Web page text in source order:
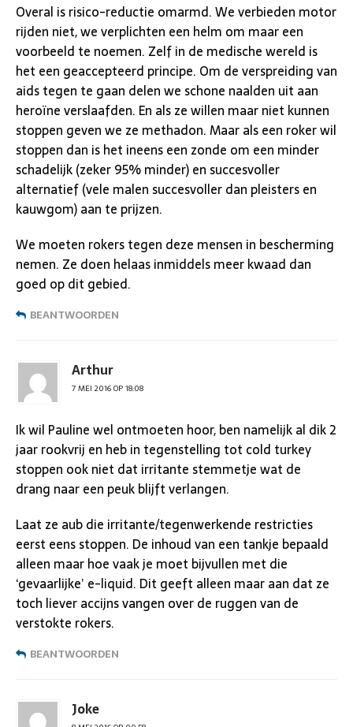
Overal is risico-reductie omarmd. We verbieden motor
rijden niet, we verplichten een helm om maar een
voorbeeld te noemen. Zelf in de medische wereld is
het een geaccepteerd principe. Om de verspreiding van
aids tegen te gaan delen we schone naalden uit aan
heroïne verslaafden. En als ze willen maar niet kunnen
stoppen geven we ze methadon. Maar als een roker wil
stoppen dan is het ineens een zonde om een minder
schadelijk (zeker 95% minder) en succesvoller
alternatief (vele malen succesvoller dan pleisters en
kauwgom) aan te prijzen.
We moeten rokers tegen deze mensen in bescherming
nemen. Ze doen helaas inmiddels meer kwaad dan
goed op dit gebied.
BEANTWOORDEN
Arthur
7 MEI 2016 OP 18:08
Ik wil Pauline wel ontmoeten hoor, ben namelijk al dik 2
jaar rookvrij en heb in tegenstelling tot cold turkey
stoppen ook niet dat irritante stemmetje wat de
drang naar een peuk blijft verlangen.
Laat ze aub die irritante/tegenwerkende restricties
eerst eens stoppen. De inhoud van een tankje bepaald
alleen maar hoe vaak je moet bijvullen met die
‘gevaarlijke’ e-liquid. Dit geeft alleen maar aan dat ze
toch liever accijns vangen over de ruggen van de
verstokte rokers.
BEANTWOORDEN
Joke